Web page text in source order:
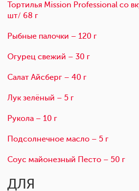
Тортилья Mission Professional со
шт/ 68 г
Рыбные палочки – 120 г
Огурец свежий – 30 г
Салат Айсберг – 40 г
Лук зелёный – 5 г
Рукола – 10 г
Подсолнечное масло – 5 г
Соус майонезный Песто – 50 г
ДЛЯ